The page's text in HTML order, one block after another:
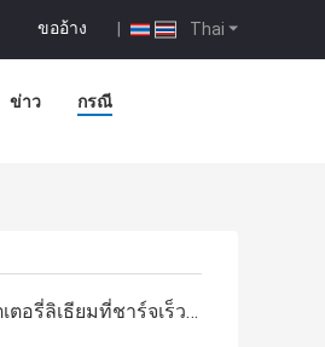
Thai
ขออ้าง |
ข่าว กรณี
อรี่ลิเธียมที่ชาร์จเร็ว